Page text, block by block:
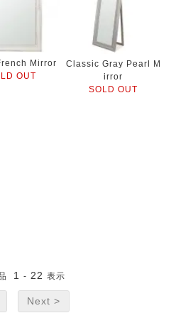
Mirror
OUT
Classic Gray Pearl M
irror
SOLD OUT
1 - 22 表示
Next >